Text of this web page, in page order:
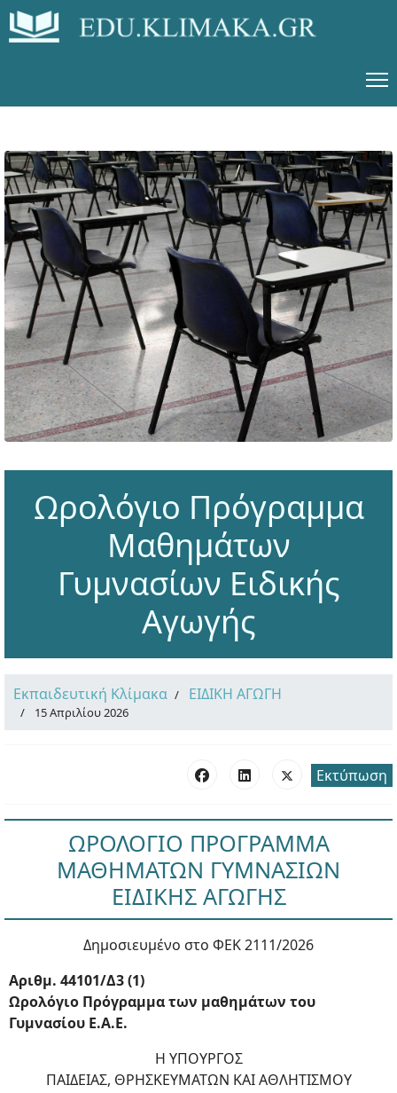
Ωρολόγιο Πρόγραμμα
Μαθημάτων
Γυμνασίων Ειδικής
Αγωγής
Εκπαιδευτική Κλίμακα ΕΙΔΙΚΗ ΑΓΩΓΗ
15 Απριλίου 2026
Εκτύπωση
ΩΡΟΛΟΓΙΟ ΠΡΟΓΡΑΜΜΑ
ΜΑΘΗΜΑΤΩΝ ΓΥΜΝΑΣΙΩΝ
ΕΙΔΙΚΗΣ ΑΓΩΓΗΣ
Δημοσιευμένο στο ΦΕΚ 2111/2026
Αριθμ. 44101/Δ3 (1)
Ωρολόγιο Πρόγραμμα των μαθημάτων του
Γυμνασίου Ε.Α.Ε.
Η ΥΠΟΥΡΓΟΣ
ΠΑΙΔΕΙΑΣ, ΘΡΗΣΚΕΥΜΑΤΩΝ ΚΑΙ ΑΘΛΗΤΙΣΜΟΥ